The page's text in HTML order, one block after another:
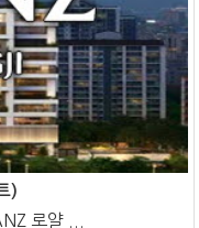
)
로얄 ...